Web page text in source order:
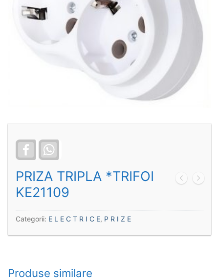
Facebook
PRIZA TRIPLA *TRIFOI
KE21109
Categorii: E L E C T R I C E, P R I Z E
Produse similare